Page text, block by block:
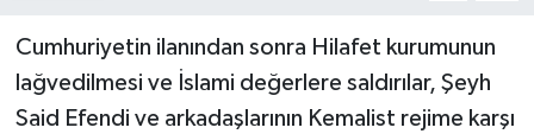
Cumhuriyetin ilanından sonra Hilafet kurumunun
lağvedilmesi ve İslami değerlere saldırılar, Şeyh
Said Efendi ve arkadaşlarının Kemalist rejime karşı